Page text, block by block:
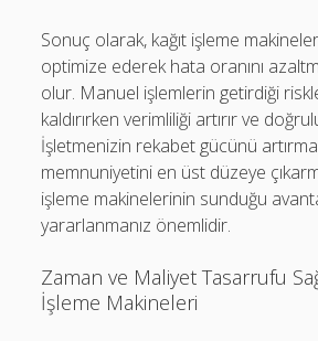
Sonuç olarak, kağıt işleme
optimize ederek hata oranını
olur. Manuel işlemlerin getirdiği
kaldırırken verimliliği artırır ve
İşletmenizin rekabet gücünü
memnuniyetini en üst düzeye
işleme makinelerinin sunduğu
yararlanmanız önemlidir.
Zaman ve Maliyet Tasarrufu
İşleme Makineleri